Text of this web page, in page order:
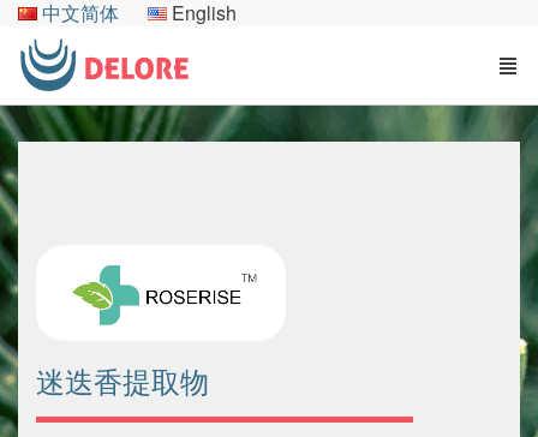
中文简体 English
迷迭香提取物